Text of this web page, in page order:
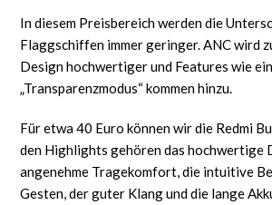
In diesem Preisbereich werden die
Flaggschiffen immer geringer. ANC wird
Design hochwertiger und Features wie ein
„Transparenzmodus“ kommen hinzu.
Für etwa 40 Euro können wir die Redmi
den Highlights gehören das hochwertige
angenehme Tragekomfort, die intuitive
Gesten, der guter Klang und die lange